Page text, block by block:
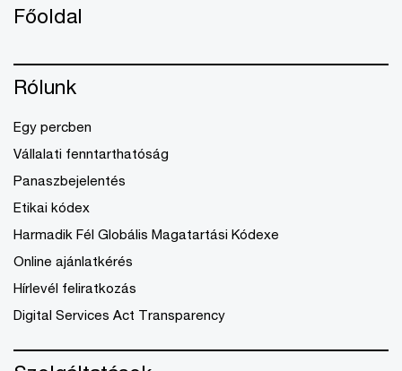
Főoldal
Rólunk
Egy percben
Vállalati fenntarthatóság
Panaszbejelentés
Etikai kódex
Harmadik Fél Globális Magatartási Kódexe
Online ajánlatkérés
Hírlevél feliratkozás
Digital Services Act Transparency